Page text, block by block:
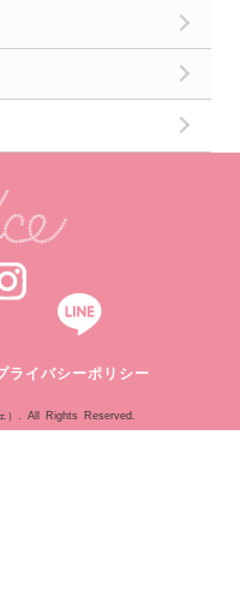
ライバシーポリシー
）. All Rights Reserved.